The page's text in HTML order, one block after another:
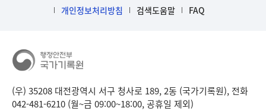
개인정보처리방침
검색도움말 FAQ
(우) 35208 대전광역시 서구 청사로 189, 2동 (국가기록원), 전화
042-481-6210 (월~금 09:00~18:00, 공휴일 제외)